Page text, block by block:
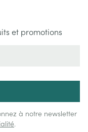
et promotions
à notre newsletter
.